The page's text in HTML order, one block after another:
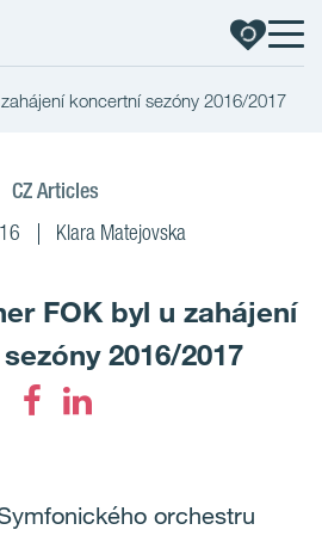
zahájení koncertní sezóny 2016/2017
CZ Articles
Klara Matejovska
FOK byl u zahájení
2016/2017
orchestru